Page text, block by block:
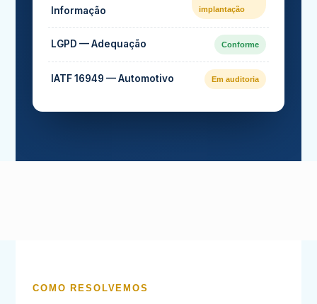
Informação
implantação
LGPD — Adequação Conforme
IATF 16949 — Automotivo Em auditoria
COMO RESOLVEMOS